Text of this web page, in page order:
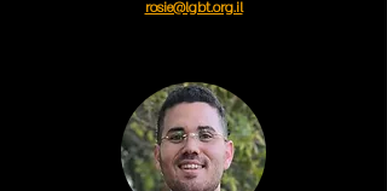
rosie@lgbt.org.il